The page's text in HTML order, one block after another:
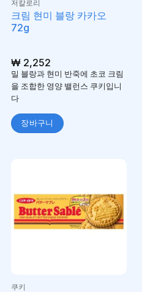
저칼로리
크림 현미 블랑 카카오
72g
₩2,252
밀 블랑과 현미 반죽에 초코 크림
을 조합한 영양 밸런스 쿠키입니
다
장바구니
쿠키